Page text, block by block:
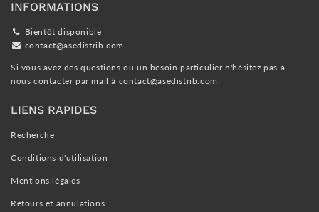
INFORMATIONS
Bientôt disponible
contact@asedistrib.com
Si vous avez des questions ou un besoin particulier n'hésitez pas à
nous contacter par mail à contact@asedistrib.com
LIENS RAPIDES
Recherche
Conditions d'utilisation
Mentions légales
Retours et annulations